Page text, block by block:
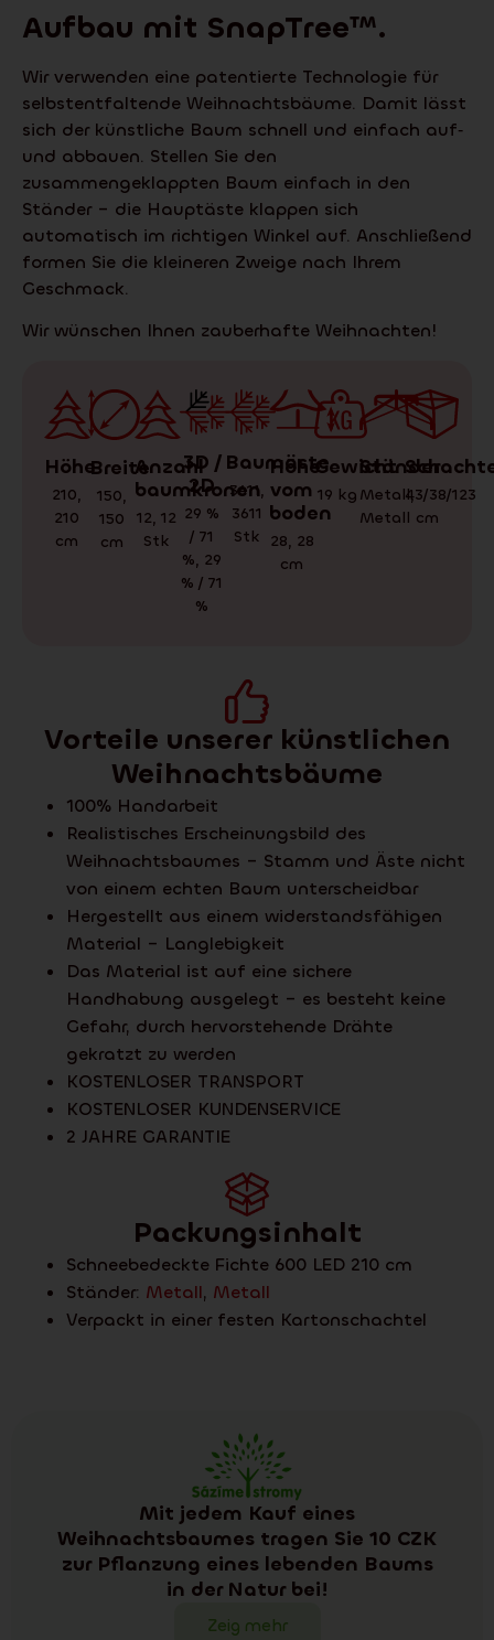
Aufbau mit SnapTree™.
Wir verwenden eine patentierte Technologie für
selbstentfaltende Weihnachtsbäume. Damit lässt
sich der künstliche Baum schnell und einfach auf‑
und abbauen. Stellen Sie den
zusammengeklappten Baum einfach in den
Ständer – die Hauptäste klappen sich
automatisch im richtigen Winkel auf. Anschließend
formen Sie die kleineren Zweige nach Ihrem
Geschmack.
Wir wünschen Ihnen zauberhafte Weihnachten!
Höhe
210,
210
cm
Breite
150,
150
cm
Anzahl
baumkronen
12,12
Stk
3D /
2D
29 %
/ 71
%, 29
% / 71
%
Baumäste
3611,
3611
Stk
Höhe
vom
boden
28, 28
cm
Gewicht
19 kg
Ständer
Metall,
Metall
43/38/123
cm
Vorteile unserer künstlichen
Weihnachtsbäume
100% Handarbeit
Realistisches Erscheinungsbild des
Weihnachtsbaumes – Stamm und Äste nicht
von einem echten Baum unterscheidbar
Hergestellt aus einem widerstandsfähigen
Material – Langlebigkeit
Das Material ist auf eine sichere
Handhabung ausgelegt – es besteht keine
Gefahr, durch hervorstehende Drähte
gekratzt zu werden
KOSTENLOSER TRANSPORT
KOSTENLOSER KUNDENSERVICE
2 JAHRE GARANTIE
Packungsinhalt
Schneebedeckte Fichte 600 LED 210 cm
Ständer: Metall, Metall
Verpackt in einer festen Kartonschachtel
Mit jedem Kauf eines
Weihnachtsbaumes tragen Sie 10 CZK
zur Pflanzung eines lebenden Baums
in der Natur bei!
Zeig mehr